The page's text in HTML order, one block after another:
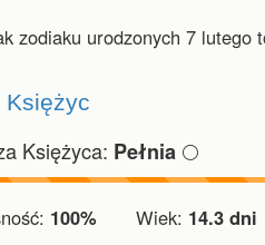
zodiaku urodzonych 7 lutego
Księżyc
Księżyca: Pełnia 🌕
100% Wiek: 14.3 dni